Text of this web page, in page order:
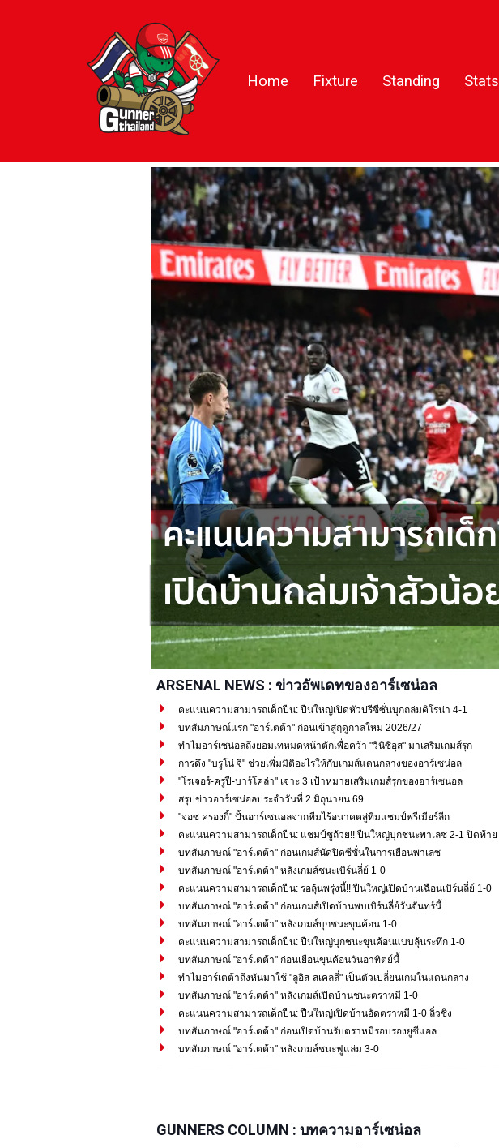
Home Fixture Standing Stats
ARSENAL NEWS : ข่าวอัพเดทของอาร์เซน่อล
คะแนนความสามารถเด็กปืน: ปืนใหญ่เปิดหัวปรีซีซั่นบุกถล่มคิโรน่า 4-1
บทสัมภาษณ์แรก "อาร์เตต้า" ก่อนเข้าสู่ฤดูกาลใหม่ 2026/27
ทำไมอาร์เซน่อลถึงยอมเทหมดหน้าตักเพื่อคว้า "วินิซิอุส" มาเสริมเกมส์รุก
การดึง "บรูโน่ จี" ช่วยเพิ่มมิติอะไรให้กับเกมส์แดนกลางของอาร์เซน่อล
"โรเจอร์-ครูปี-บาร์โคล่า" เจาะ 3 เป้าหมายเสริมเกมส์รุกของอาร์เซน่อล
สรุปข่าวอาร์เซน่อลประจำวันที่ 2 มิถุนายน 69
"จอซ ครองกี้" ปั้นอาร์เซน่อลจากทีมไร้อนาคตสู่ทีมแชมป์พรีเมียร์ลีก
คะแนนความสามารถเด็กปืน: แชมป์ชูถ้วย!! ปืนใหญ่บุกชนะพาเลซ 2-1 ปิดท้าย
บทสัมภาษณ์ "อาร์เตต้า" ก่อนเกมส์นัดปิดซีซั่นในการเยือนพาเลซ
บทสัมภาษณ์ "อาร์เตต้า" หลังเกมส์ชนะเบิร์นลี่ย์ 1-0
คะแนนความสามารถเด็กปืน: รอลุ้นพรุ่งนี้!! ปืนใหญ่เปิดบ้านเฉือนเบิร์นลี่ย์ 1-0
บทสัมภาษณ์ "อาร์เตต้า" ก่อนเกมส์เปิดบ้านพบเบิร์นลี่ย์วันจันทร์นี้
บทสัมภาษณ์ "อาร์เตต้า" หลังเกมส์บุกชนะขุนค้อน 1-0
คะแนนความสามารถเด็กปืน: ปืนใหญ่บุกชนะขุนค้อนแบบลุ้นระทึก 1-0
บทสัมภาษณ์ "อาร์เตต้า" ก่อนเยือนขุนค้อนวันอาทิตย์นี้
ทำไมอาร์เตต้าถึงหันมาใช้ "ลูอิส-สเคลลี่" เป็นตัวเปลี่ยนเกมในแดนกลาง
บทสัมภาษณ์ "อาร์เตต้า" หลังเกมส์เปิดบ้านชนะตราหมี 1-0
คะแนนความสามารถเด็กปืน: ปืนใหญ่เปิดบ้านอัดตราหมี 1-0 ลิ่วชิง
บทสัมภาษณ์ "อาร์เตต้า" ก่อนเปิดบ้านรับตราหมีรอบรองยูซีแอล
บทสัมภาษณ์ "อาร์เตต้า" หลังเกมส์ชนะฟูแล่ม 3-0
GUNNERS COLUMN : บทความอาร์เซน่อล